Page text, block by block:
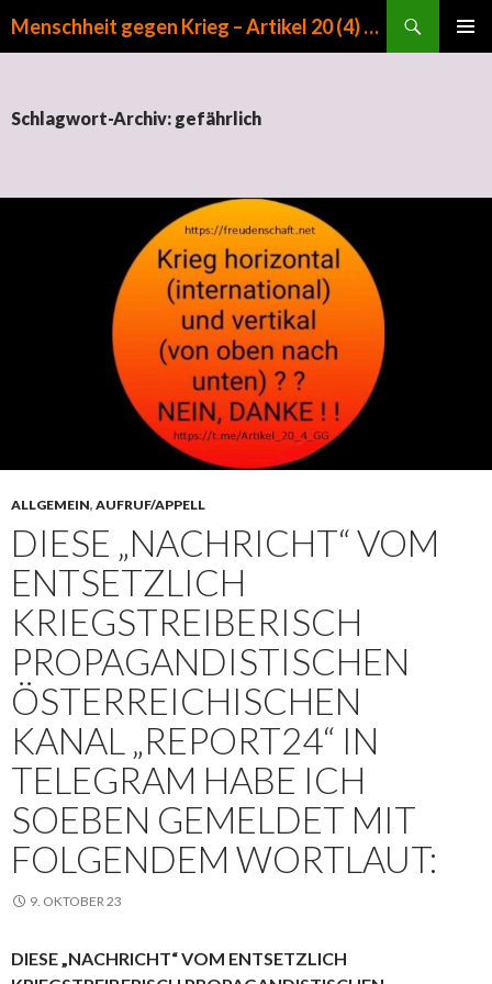
Menschheit gegen Krieg – Artikel 20 (4) GG
Schlagwort-Archiv: gefährlich
ALLGEMEIN, AUFRUF/APPELL
DIESE „NACHRICHT“ VOM
ENTSETZLICH
KRIEGSTREIBERISCH
PROPAGANDISTISCHEN
ÖSTERREICHISCHEN
KANAL „REPORT24“ IN
TELEGRAM HABE ICH
SOEBEN GEMELDET MIT
FOLGENDEM WORTLAUT:
9. OKTOBER 23
DIESE „NACHRICHT“ VOM ENTSETZLICH